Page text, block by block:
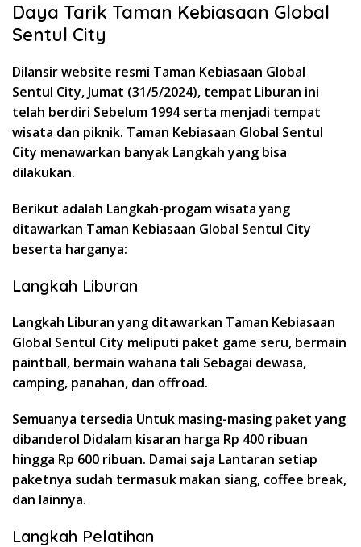
Daya Tarik Taman Kebiasaan Global
Sentul City
Dilansir website resmi Taman Kebiasaan Global
Sentul City, Jumat (31/5/2024), tempat Liburan ini
telah berdiri Sebelum 1994 serta menjadi tempat
wisata dan piknik. Taman Kebiasaan Global Sentul
City menawarkan banyak Langkah yang bisa
dilakukan.
Berikut adalah Langkah-progam wisata yang
ditawarkan Taman Kebiasaan Global Sentul City
beserta harganya:
Langkah Liburan
Langkah Liburan yang ditawarkan Taman Kebiasaan
Global Sentul City meliputi paket game seru, bermain
paintball, bermain wahana tali Sebagai dewasa,
camping, panahan, dan offroad.
Semuanya tersedia Untuk masing-masing paket yang
dibanderol Didalam kisaran harga Rp 400 ribuan
hingga Rp 600 ribuan. Damai saja Lantaran setiap
paketnya sudah termasuk makan siang, coffee break,
dan lainnya.
Langkah Pelatihan